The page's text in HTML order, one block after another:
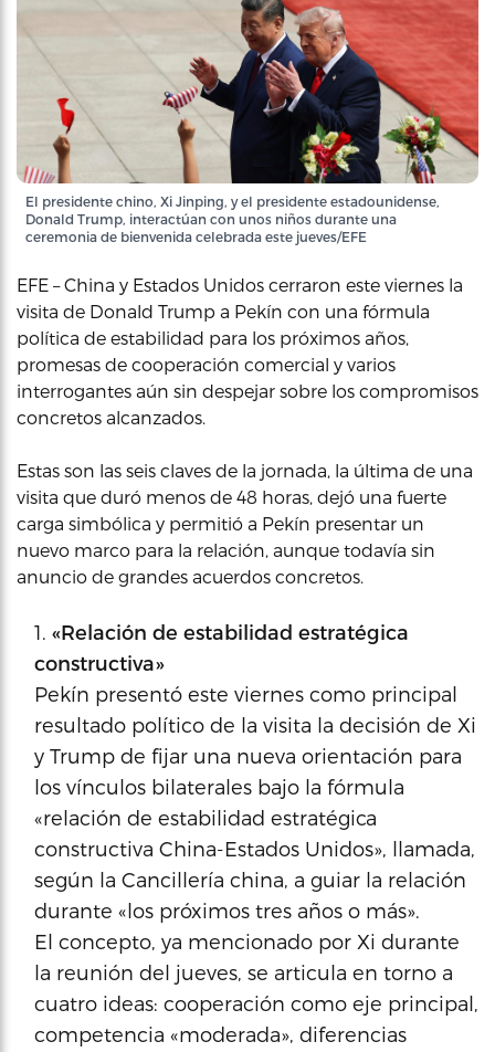
El presidente chino, Xi Jinping, y el presidente estadounidense,
Donald Trump, interactúan con unos niños durante una
ceremonia de bienvenida celebrada este jueves/EFE
EFE – China y Estados Unidos cerraron este viernes la
visita de Donald Trump a Pekín con una fórmula
política de estabilidad para los próximos años,
promesas de cooperación comercial y varios
interrogantes aún sin despejar sobre los compromisos
concretos alcanzados.
Estas son las seis claves de la jornada, la última de una
visita que duró menos de 48 horas, dejó una fuerte
carga simbólica y permitió a Pekín presentar un
nuevo marco para la relación, aunque todavía sin
anuncio de grandes acuerdos concretos.
«Relación de estabilidad estratégica
constructiva»
Pekín presentó este viernes como principal
resultado político de la visita la decisión de Xi
y Trump de fijar una nueva orientación para
los vínculos bilaterales bajo la fórmula
«relación de estabilidad estratégica
constructiva China-Estados Unidos», llamada,
según la Cancillería china, a guiar la relación
durante «los próximos tres años o más».
El concepto, ya mencionado por Xi durante
la reunión del jueves, se articula en torno a
cuatro ideas: cooperación como eje principal,
competencia «moderada», diferencias